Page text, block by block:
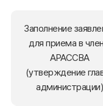
Заполнение
для приема в
АРАССВА
(утверждение
администрации)